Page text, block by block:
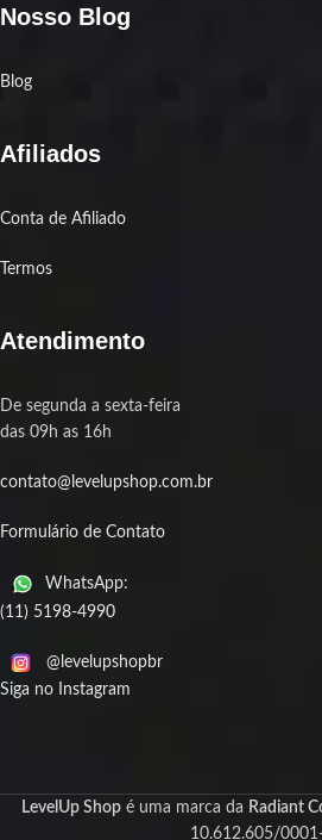
Nosso Blog
Blog
Afiliados
Conta de Afiliado
Termos
Atendimento
De segunda a sexta-feira
das 09h as 16h
contato@levelupshop.com.br
Formulário de Contato
WhatsApp:
(11) 5198-4990
@levelupshopbr
Siga no Instagram
LevelUp Shop é uma marca da Radiant
10.612.605/